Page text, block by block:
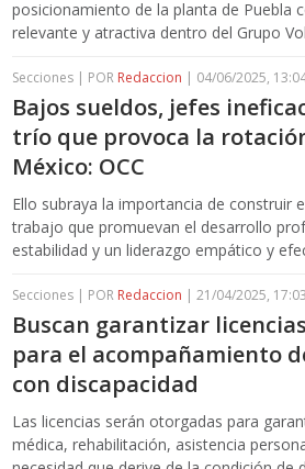
posicionamiento de la planta de Puebla
relevante y atractiva dentro del Grupo
Secciones | POR Redaccion | 04/06/2025,
Bajos sueldos, jefes
trío que provoca la
México: OCC
Ello subraya la importancia de construir
trabajo que promuevan el desarrollo
estabilidad y un liderazgo empático y
Secciones | POR Redaccion | 21/04/2025,
Buscan garantizar
para el acompañamiento
con discapacidad
Las licencias serán otorgadas para
médica, rehabilitación, asistencia